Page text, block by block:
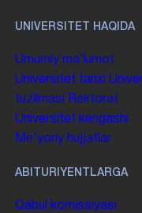
UNIVERSITET HAQIDA
Umumiy maʼlumot
Universitet tarixi
tuzilmasi
Rektorat
Universitet kengashi
Me'yoriy hujjatlar
ABITURIYENTLARGA
Qabul komissiyasi